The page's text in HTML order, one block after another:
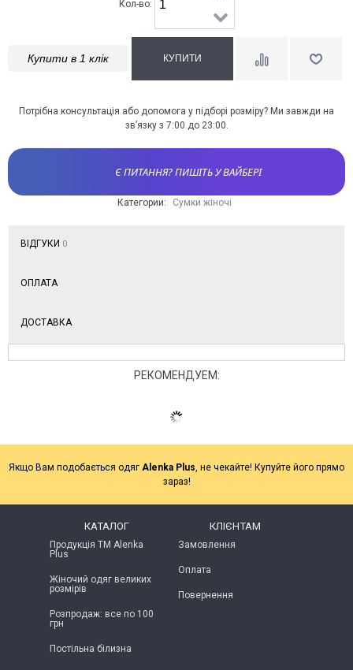
Кол-во:
Купити в 1 клік
Потрібна консультація або допомога у підборі розміру? Ми завжди на
зв’язку з 7:00 до 23:00.
Є ПИТАННЯ? ПИШІТЬ У ВАЙБЕРІ
Категории: Сумки жіночі
ВІДГУКИ 0
ОПЛАТА
ДОСТАВКА
РЕКОМЕНДУЕМ:
Якщо Вам подобається одяг Alenka Plus, не чекайте! Купуйте його прямо
зараз!
КАТАЛОГ
Продукція ТМ Alenka
Plus
Жіночий одяг великих
розмірів
Розпродаж: все по 100
грн
Постільна білизна
КЛІЄНТАМ
Замовлення
Оплата
Повернення